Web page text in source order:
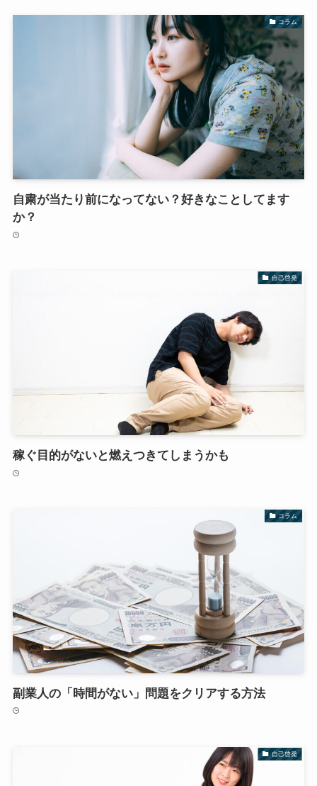
コラム
自粛が当たり前になってない？好きなことしてます
か？
自己啓発
稼ぐ目的がないと燃えつきてしまうかも
コラム
副業人の「時間がない」問題をクリアする方法
自己啓発